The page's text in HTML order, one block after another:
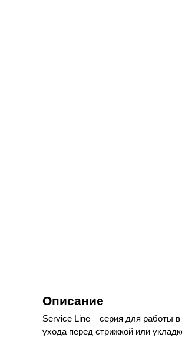
Описание
Service Line – серия для работы
ухода перед стрижкой или